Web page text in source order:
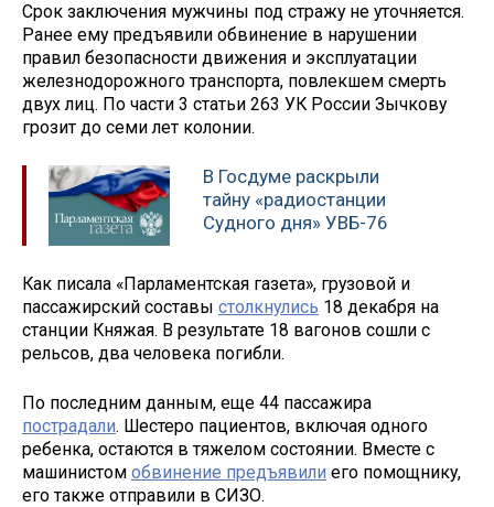
Срок заключения мужчины под стражу не уточняется.
Ранее ему предъявили обвинение в нарушении
правил безопасности движения и эксплуатации
железнодорожного транспорта, повлекшем смерть
двух лиц. По части 3 статьи 263 УК России Зычкову
грозит до семи лет колонии.
В Госдуме раскрыли
тайну «радиостанции
Судного дня» УВБ-76
Как писала «Парламентская газета», грузовой и
пассажирский составы столкнулись 18 декабря на
станции Княжая. В результате 18 вагонов сошли с
рельсов, два человека погибли.
По последним данным, еще 44 пассажира
пострадали. Шестеро пациентов, включая одного
ребенка, остаются в тяжелом состоянии. Вместе с
машинистом обвинение предъявили его помощнику,
его также отправили в СИЗО.